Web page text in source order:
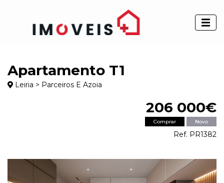
Apartamento T1
Leiria > Parceiros E Azoia
206 000€
Comprar Novo
Ref. PR1382